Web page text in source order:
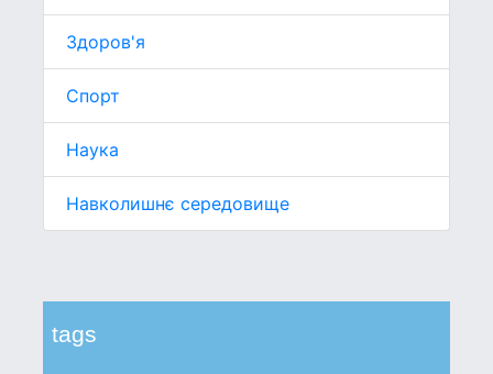
Здоров'я
Спорт
Наука
Навколишнє середовище
tags